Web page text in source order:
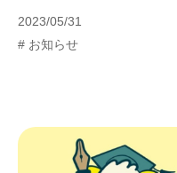
2023/05/31
# お知らせ